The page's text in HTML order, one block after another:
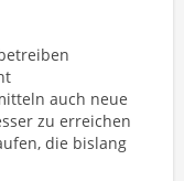
auch neue
zu erreichen
die bislang